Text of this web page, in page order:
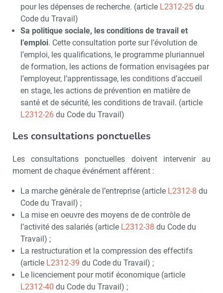
pour les dépenses de recherche. (article L2312-25du
Code du Travail)
Sa politique sociale, les conditions de travail et
l’emploi. Cette consultation porte sur l’évolution de
l’emploi, les qualifications, le programme pluriannuel
de formation, les actions de formation envisagées par
l’employeur, l’apprentissage, les conditions d’accueil
en stage, les actions de prévention en matière de
santé et de sécurité, les conditions de travail. (article
L2312-26du Code du Travail)
Les consultations ponctuelles
Les consultations ponctuelles doivent intervenir au
moment de chaque événément afférent :
La marche générale de l’entreprise (article L2312-8 du
Code du Travail) ;
La mise en oeuvre des moyens de de contrôle de
l’activité des salariés (article L2312-38 du Code du
Travail) ;
La restructuration et la compression des effectifs
(article L2312-39 du Code du Travail) ;
Le licenciement pour motif économique (article
L2312-40 du Code du Travail) ;